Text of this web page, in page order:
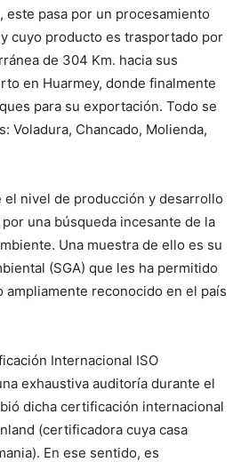
este pasa por un procesamiento
cuyo producto es trasportado por
de 304 Km. hacia sus
en Huarmey, donde finalmente
para su exportación. Todo se
Voladura, Chancado, Molienda,
el nivel de producción y desarrollo
una búsqueda incesante de la
Una muestra de ello es su
(SGA) que les ha permitido
reconocido en el país
Internacional ISO
exhaustiva auditoría durante el
dicha certificación internacional
(certificadora cuya casa
En ese sentido, es